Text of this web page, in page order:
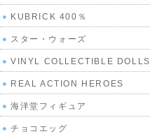
KUBRICK 400％
スター・ウォーズ
VINYL COLLECTIBLE DOLLS
REAL ACTION HEROES
海洋堂フィギュア
チョコエッグ